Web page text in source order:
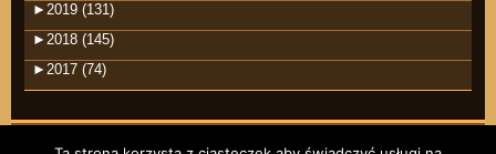
► 2019 (131)
► 2018 (145)
► 2017 (74)